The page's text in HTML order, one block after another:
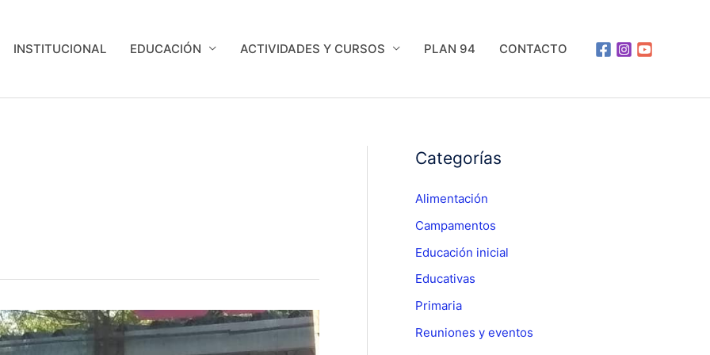
INSTITUCIONAL EDUCACIÓN ACTIVIDADES Y CURSOS PLAN 94 CONTACTO
Categorías
Alimentación
Campamentos
Educación inicial
Educativas
Primaria
Reuniones y eventos